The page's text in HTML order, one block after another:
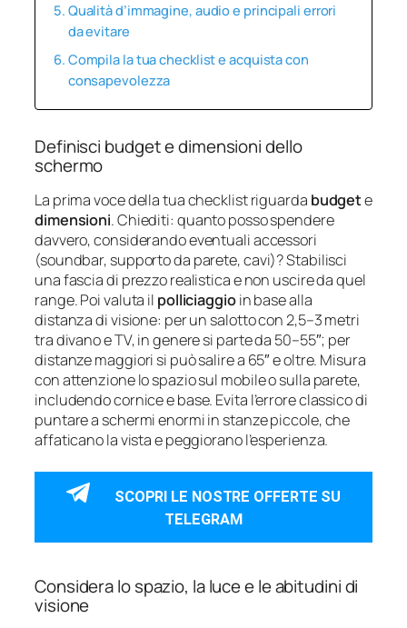
Qualità d’immagine, audio e principali errori
da evitare
Compila la tua checklist e acquista con
consapevolezza
Definisci budget e dimensioni dello
schermo
La prima voce della tua checklist riguarda budgete
dimensioni. Chiediti: quanto posso spendere
davvero, considerando eventuali accessori
(soundbar, supporto da parete, cavi)? Stabilisci
una fascia di prezzo realistica e non uscire da quel
range. Poi valuta il polliciaggioin base alla
distanza di visione: per un salotto con 2,5–3 metri
tra divano e TV, in genere si parte da 50–55″; per
distanze maggiori si può salire a 65″ e oltre. Misura
con attenzione lo spazio sul mobile o sulla parete,
includendo cornice e base. Evita l’errore classico di
puntare a schermi enormi in stanze piccole, che
affaticano la vista e peggiorano l’esperienza.
SCOPRI LE NOSTRE OFFERTE SU
TELEGRAM
Considera lo spazio, la luce e le abitudini di
visione